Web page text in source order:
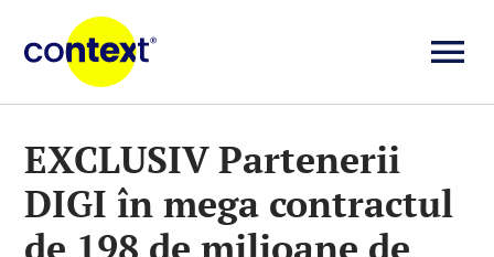
content
Știri
EXCLUSIV Partenerii
DIGI în mega contractul